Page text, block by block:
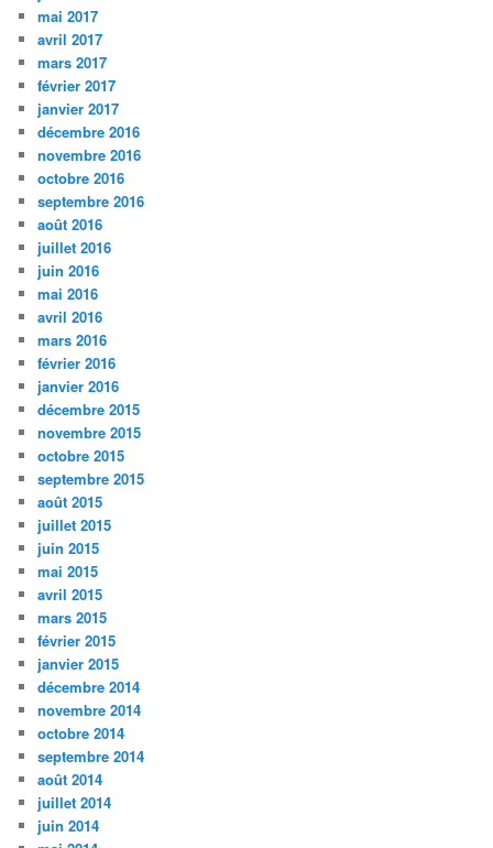
mai 2017
avril 2017
mars 2017
février 2017
janvier 2017
décembre 2016
novembre 2016
octobre 2016
septembre 2016
août 2016
juillet 2016
juin 2016
mai 2016
avril 2016
mars 2016
février 2016
janvier 2016
décembre 2015
novembre 2015
octobre 2015
septembre 2015
août 2015
juillet 2015
juin 2015
mai 2015
avril 2015
mars 2015
février 2015
janvier 2015
décembre 2014
novembre 2014
octobre 2014
septembre 2014
août 2014
juillet 2014
juin 2014